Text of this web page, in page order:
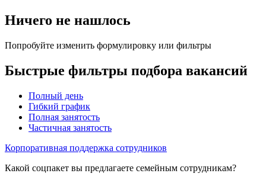
Ничего не нашлось
Попробуйте изменить формулировку или фильтры
Быстрые фильтры подбора вакансий
Полный день
Гибкий график
Полная занятость
Частичная занятость
Корпоративная поддержка сотрудников
Какой соцпакет вы предлагаете семейным сотрудникам?